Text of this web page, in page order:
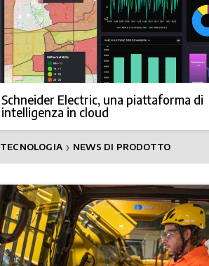
Schneider Electric, una piattaforma di
intelligenza in cloud
TECNOLOGIA ❯ NEWS DI PRODOTTO